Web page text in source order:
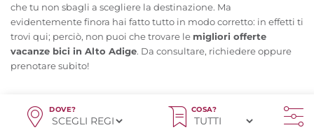
che tu non sbagli a scegliere la destinazione. Ma
evidentemente finora hai fatto tutto in modo corretto: in effetti ti
trovi qui; perciò, non puoi che trovare le migliori offerte
vacanze bici in Alto Adige. Da consultare, richiedere oppure
prenotare subito!
DOVE? COSA?